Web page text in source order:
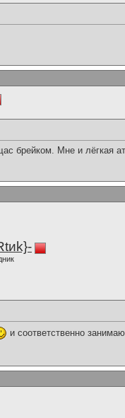
брейком. Мне и лёгкая
и соответственно